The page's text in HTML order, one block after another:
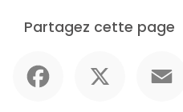
Partagez cette page